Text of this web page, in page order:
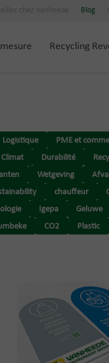
Blog
Recycling
Logistique
PME et
Climat Durabilité
Wetgeving
chauffeur
Igepa Geluwe
CO2 Plastic